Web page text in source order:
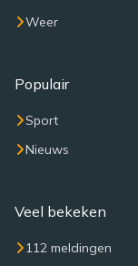
Weer
Populair
Sport
Nieuws
Veel bekeken
112 meldingen